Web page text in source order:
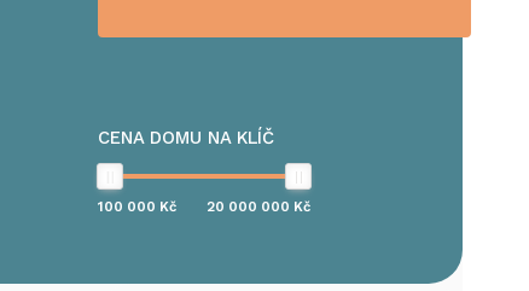
CENA DOMU NA KLÍČ
100 000 Kč 20 000 000 Kč